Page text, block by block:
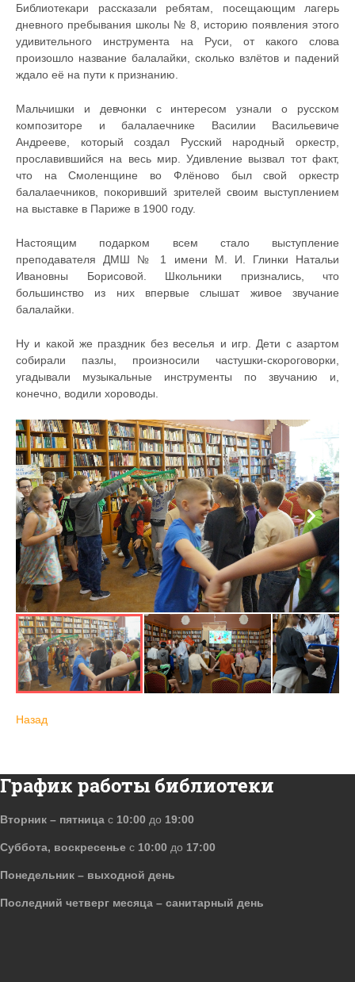
Библиотекари рассказали ребятам, посещающим лагерь
дневного пребывания школы № 8, историю появления этого
удивительного инструмента на Руси, от какого слова
произошло название балалайки, сколько взлётов и падений
ждало её на пути к признанию.
Мальчишки и девчонки с интересом узнали о русском
композиторе и балалаечнике Василии Васильевиче
Андрееве, который создал Русский народный оркестр,
прославившийся на весь мир. Удивление вызвал тот факт,
что на Смоленщине во Флёново был свой оркестр
балалаечников, покоривший зрителей своим выступлением
на выставке в Париже в 1900 году.
Настоящим подарком всем стало выступление
преподавателя ДМШ № 1 имени М. И. Глинки Натальи
Ивановны Борисовой. Школьники признались, что
большинство из них впервые слышат живое звучание
балалайки.
Ну и какой же праздник без веселья и игр. Дети с азартом
собирали пазлы, произносили частушки-скороговорки,
угадывали музыкальные инструменты по звучанию и,
конечно, водили хороводы.
Назад
График работы библиотеки
Вторник – пятница с 10:00 до 19:00
Суббота, воскресенье с 10:00 до 17:00
Понедельник – выходной день
Последний четверг месяца – санитарный день